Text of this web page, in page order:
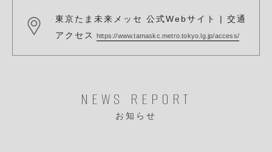
東京たま未来メッセ 公式Webサイト | 交通
アクセス
https://www.tamaskc.metro.tokyo.lg.jp/access/
NEWS REPORT
お知らせ